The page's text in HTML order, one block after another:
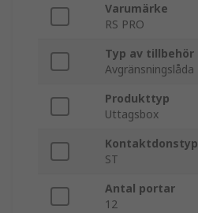
Varumärke
RS PRO
Typ av tillbehör
Avgränsningslåda
Produkttyp
Uttagsbox
Kontaktdonstyp
ST
Antal portar
12